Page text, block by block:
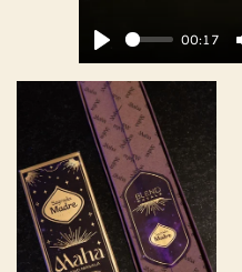
P
l
a
y
00:17